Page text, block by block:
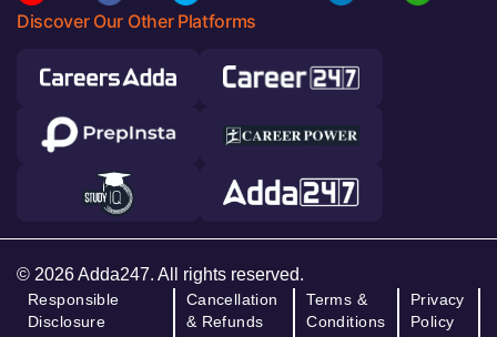
Discover Our Other Platforms
© 2026 Adda247. All rights reserved.
Responsible
Disclosure
Cancellation
& Refunds
Terms &
Conditions
Privacy
Policy